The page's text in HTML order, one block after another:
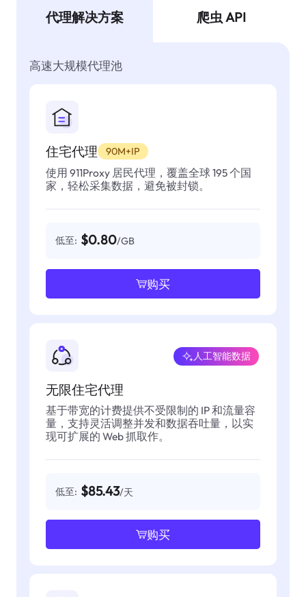
代理解决方案 爬虫 API
高速大规模代理池
住宅代理 90M+IP
使用 911Proxy 居民代理，覆盖全球 195 个国
家，轻松采集数据，避免被封锁。
低至: $0.80/GB
购买
无限住宅代理
人工智能数据
基于带宽的计费提供不受限制的 IP 和流量容
量，支持灵活调整并发和数据吞吐量，以实
现可扩展的 Web 抓取作。
低至: $85.43/天
购买